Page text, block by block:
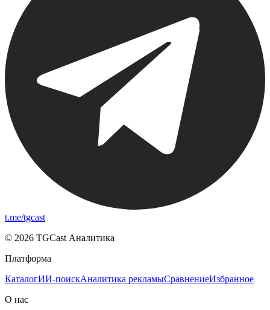
t.me/tgcast
© 2026 TGCast Аналитика
Платформа
КаталогИИ-поискАналитика рекламыСравнениеИзбранное
О нас